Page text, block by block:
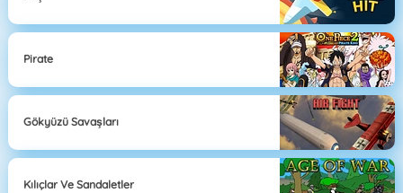
Pirate
Gökyüzü Savaşları
Kılıçlar Ve Sandaletler